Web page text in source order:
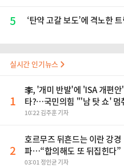
5 ‘탄약 고갈 보도’에 격노한
실시간 인기뉴스
1
李, '개미 반발'에 'ISA 개편안
타?…국민의힘 "'남 탓 쇼' 멈
10:22 김주훈 기자
2
호르무즈 뒤흔드는 이란 강경
파…“합의해도 또 뒤집힌다”
03:01 정인균 기자